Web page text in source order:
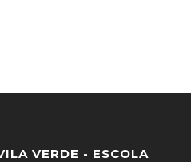
VERDE - ESCOLA